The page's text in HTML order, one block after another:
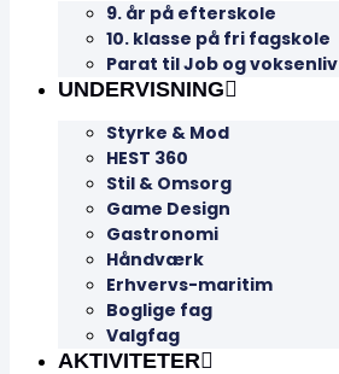
9. år på efterskole
10. klasse på fri fagskole
Parat til Job og voksenliv
UNDERVISNING
Styrke & Mod
HEST 360
Stil & Omsorg
Game Design
Gastronomi
Håndværk
Erhvervs-maritim
Boglige fag
Valgfag
AKTIVITETER